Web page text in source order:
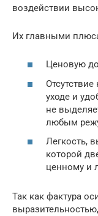
воздействии
Их главными
Ценовую
уходе и
не
любым
Легкость,
которой
ценному и
Так как фактура